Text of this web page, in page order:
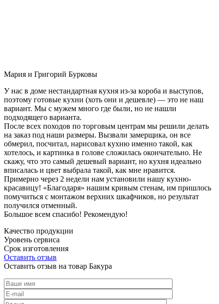
Мария и Григорий Бурковы
У нас в доме нестандартная кухня из-за короба и выступов,
поэтому готовые кухни (хоть они и дешевле) — это не наш
вариант. Мы с мужем много где были, но не нашли
подходящего варианта.
После всех походов по торговым центрам мы решили делать
на заказ под наши размеры. Вызвали замерщика, он все
обмерил, посчитал, нарисовал кухню именно такой, как
хотелось, и картинка в голове сложилась окончательно. Не
скажу, что это самый дешевый вариант, но кухня идеально
вписалась и цвет выбрала такой, как мне нравится.
Примерно через 2 недели нам установили нашу кухню-
красавицу! «Благодаря» нашим кривым стенам, им пришлось
помучиться с монтажом верхних шкафчиков, но результат
получился отменный.
Большое всем спасибо! Рекомендую!
Качество продукции
Уровень сервиса
Срок изготовления
Оставить отзыв
Оставить отзыв на товар Бакура